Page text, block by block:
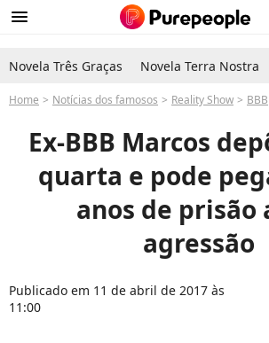
menu
Novela Três Graças Novela Terra Nostra
Home Notícias dos famosos Reality Show BBB
Ex-BBB Marcos
quarta e pode
anos de prisão
agressão
Publicado em 11 de abril de 2017 às
11:00